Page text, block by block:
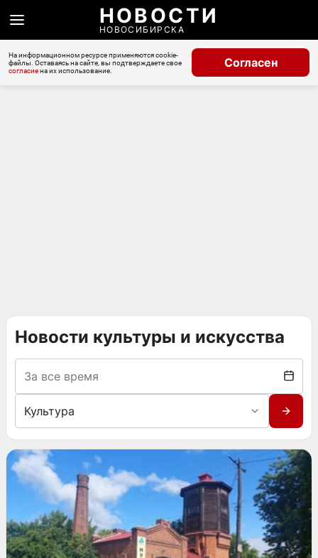
НОВОСТИ
НОВОСИБИРСКА
На информационном ресурсе применяются cookie-
файлы. Оставаясь на сайте, вы подтверждаете свое
согласиена их использование.
Согласен
Новости культуры и искусства